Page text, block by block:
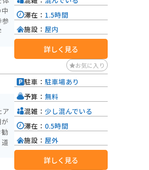
滞在： 1.5時間
施設： 屋内
詳しく見る
お気に入り
ア
駐車： 駐車場あり
予算： 無料
混雑： 少し混んでいる
滞在： 0.5時間
施設： 屋外
詳しく見る